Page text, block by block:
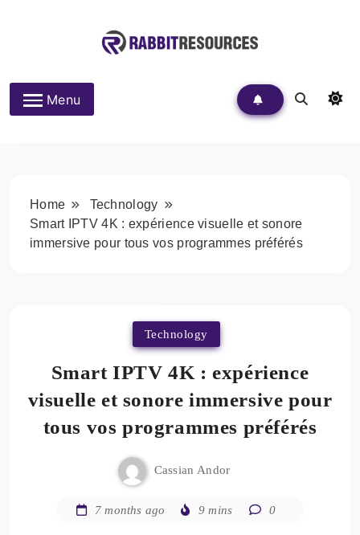
Rabbit Resources
Menu
Home
Technology
Smart IPTV 4K : expérience visuelle et sonore
immersive pour tous vos programmes préférés
Technology
Smart IPTV 4K : expérience
visuelle et sonore immersive pour
tous vos programmes préférés
Cassian Andor
7 months ago 9 mins 0